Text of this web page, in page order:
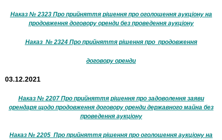
Наказ № 2323 Про прийняття рішення про оголошення аукціону на
продовження договору оренди без проведення аукціону
Наказ № 2324 Про прийняття рішення про продовження
договору оренди
03.12.2021
Наказ № 2207 Про прийняття рішення про задоволення заяви
орендаря щодо продовження договору оренди державного майна без
проведення аукціону
Наказ № 2205 Про прийняття рішення про оголошення аукціону на